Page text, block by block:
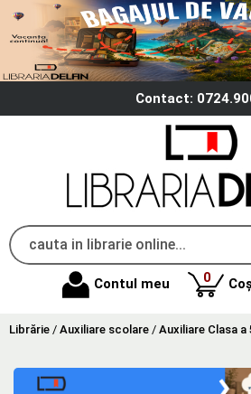
Contact:
Contul meu 0 Coș
Librărie / Auxiliare scolare / Auxiliare Clasa a